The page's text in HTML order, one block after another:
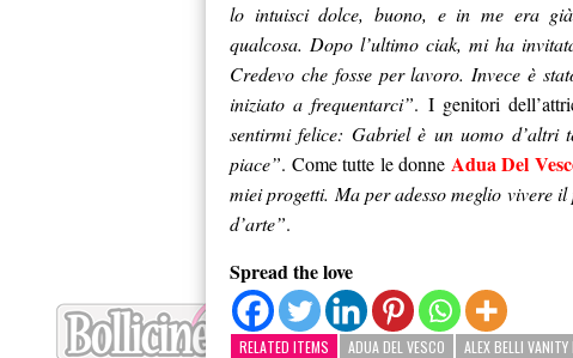
lo intuisci dolce, buono, e in me era
qualcosa. Dopo l’ultimo ciak, mi ha
Credevo che fosse per lavoro. Invece è
iniziato a frequentarci”. I genitori
sentirmi felice: Gabriel è un uomo d’altri
piace”. Come tutte le donne Adua Del
miei progetti. Ma per adesso meglio vivere
d’arte”.
Spread the love
RELATED ITEMS ADUA DEL VESCO ALEX BELLI VANITY